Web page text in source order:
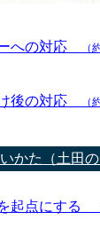
への対応 （
後の対応 （
かた（土田の
起点にする